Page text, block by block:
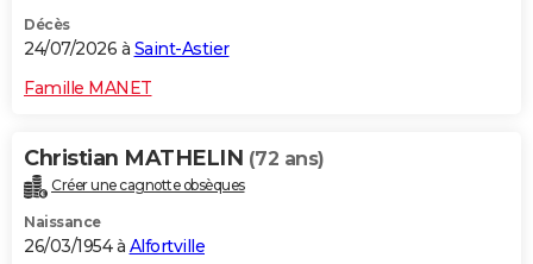
GUIDES D'ACHAT
Carte de Noël
Carte Bonne année
Carte Saint-Valentin
Carte Pâques
Carte d'anniversaire
DICTIONNAIRE
Dictionnaire
Biographies
Citations
Expressions
Proverbes
PROGRAMME TV
Décès
24/07/2026 à Saint-Astier
Famille MANET
Christian MATHELIN (72 ans)
Créer une cagnotte obsèques
Naissance
26/03/1954 à Alfortville